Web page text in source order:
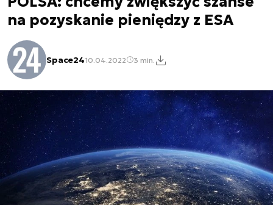
na pozyskanie pieniędzy z ESA
Space2410.04.2022 3 min.